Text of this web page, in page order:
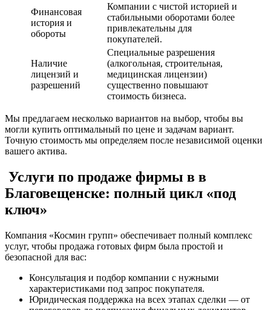
Финансовая
история и
обороты
Компании с чистой историей и
стабильными оборотами более
привлекательны для
покупателей.
Наличие
лицензий и
разрешений
Специальные разрешения
(алкогольная, строительная,
медицинская лицензии)
существенно повышают
стоимость бизнеса.
Мы предлагаем несколько вариантов на выбор, чтобы вы
могли купить оптимальный по цене и задачам вариант.
Точную стоимость мы определяем после независимой оценки
вашего актива.
Услуги по продаже фирмы в в
Благовещенске: полный цикл «под
ключ»
Компания «Космин групп» обеспечивает полный комплекс
услуг, чтобы продажа готовых фирм была простой и
безопасной для вас:
Консультация и подбор компании с нужными
характеристиками под запрос покупателя.
Юридическая поддержка на всех этапах сделки — от